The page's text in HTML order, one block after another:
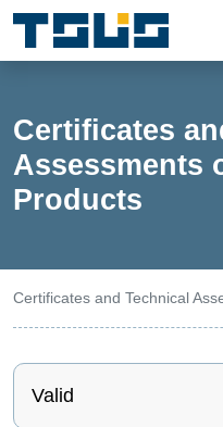
Certificates
Assessments
Products
Certificates and Technical
Valid